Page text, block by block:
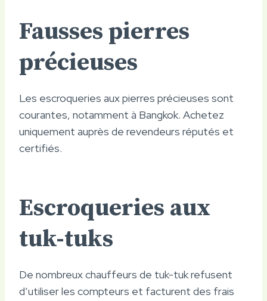
Fausses pierres
précieuses
Les escroqueries aux pierres précieuses sont
courantes, notamment à Bangkok. Achetez
uniquement auprès de revendeurs réputés et
certifiés.
Escroqueries aux
tuk-tuks
De nombreux chauffeurs de tuk-tuk refusent
d’utiliser les compteurs et facturent des frais